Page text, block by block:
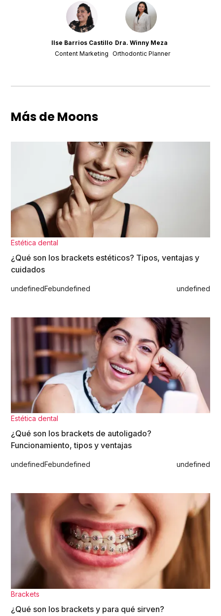
Ilse Barrios Castillo
Content Marketing
Dra. Winny Meza
Orthodontic Planner
Más de Moons
Estética dental
¿Qué son los brackets estéticos? Tipos, ventajas y
cuidados
undefinedFebundefined undefined
Estética dental
¿Qué son los brackets de autoligado?
Funcionamiento, tipos y ventajas
undefinedFebundefined undefined
Brackets
¿Qué son los brackets y para qué sirven?